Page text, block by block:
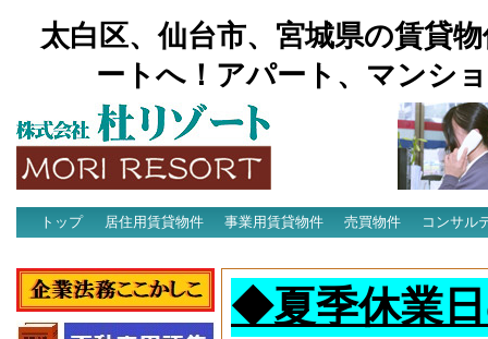
太白区、仙台市、宮城県の賃貸
ートへ！アパート、マンシ
トップ 居住用賃貸物件 事業用賃貸物件 売買物件
コンサル
◆夏季休業